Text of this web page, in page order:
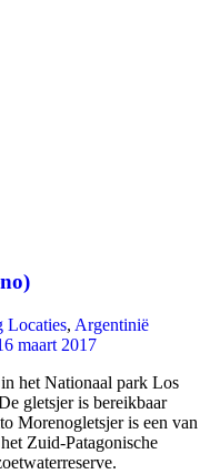
Locaties, Argentinië
maart 2017
het Nationaal park Los
gletsjer is bereikbaar
Morenogletsjer is een van
Zuid-Patagonische